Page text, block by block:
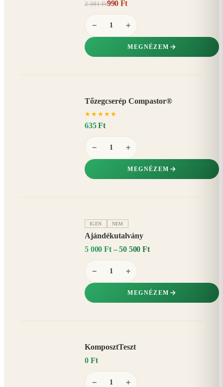
2 381 Ft990 Ft
− +
MEGNÉZEM
Tőzegcserép Compastor®
★ ★ ★ ★ ★
635 Ft
− +
MEGNÉZEM
IGEN NEM
Ajándékutalvány
5 000 Ft – 50 500 Ft
− +
MEGNÉZEM
KomposztTeszt
0 Ft
− +